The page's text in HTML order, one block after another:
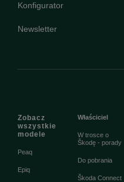
Konfigurator
Newsletter
Zobacz
wszystkie
modele
Peaq
Epiq
Właściciel
W trosce o
Škodę - porady
Do pobrania
Škoda Connect